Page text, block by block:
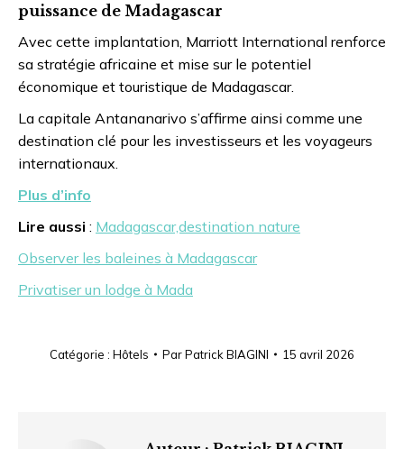
puissance de Madagascar
Avec cette implantation, Marriott International renforce
sa stratégie africaine et mise sur le potentiel
économique et touristique de Madagascar.
La capitale Antananarivo s’affirme ainsi comme une
destination clé pour les investisseurs et les voyageurs
internationaux.
Plus d’info
Lire aussi : Madagascar,destination nature
Observer les baleines à Madagascar
Privatiser un lodge à Mada
Catégorie : Hôtels ParPatrick BIAGINI 15 avril 2026